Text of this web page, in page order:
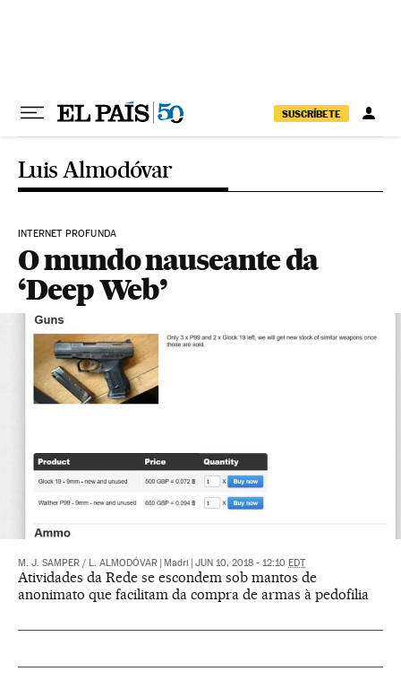
SUSCRÍBETE
Luis Almodóvar
INTERNET PROFUNDA
O mundo nauseante da
‘Deep Web’
M. J. SAMPER / L. ALMODÓVAR Madri JUN 10, 2018 - 12:10 EDT
Atividades da Rede se escondem sob mantos de
anonimato que facilitam da compra de armas à pedofilia